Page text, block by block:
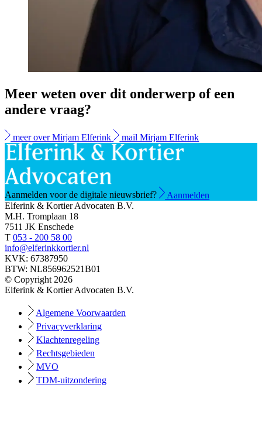
Meer weten over dit onderwerp of een
andere vraag?
meer over Mirjam Elferink mail Mirjam Elferink
Aanmelden voor de digitale nieuwsbrief?
Aanmelden
Elferink & Kortier Advocaten B.V.
M.H. Tromplaan 18
7511 JK Enschede
T 053 - 200 58 00
info@elferinkkortier.nl
KVK: 67387950
BTW: NL856962521B01
© Copyright 2026
Elferink & Kortier Advocaten B.V.
Algemene Voorwaarden
Privacyverklaring
Klachtenregeling
Rechtsgebieden
MVO
TDM-uitzondering